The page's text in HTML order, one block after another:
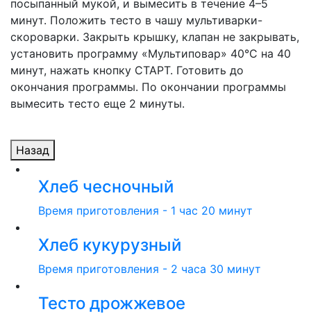
посыпанный мукой, и вымесить в течение 4–5
минут. Положить тесто в чашу мультиварки-
скороварки. Закрыть крышку, клапан не закрывать,
установить программу «Мультиповар» 40°С на 40
минут, нажать кнопку СТАРТ. Готовить до
окончания программы. По окончании программы
вымесить тесто еще 2 минуты.
Назад
Хлеб чесночный
Время приготовления - 1 час 20 минут
Хлеб кукурузный
Время приготовления - 2 часа 30 минут
Тесто дрожжевое